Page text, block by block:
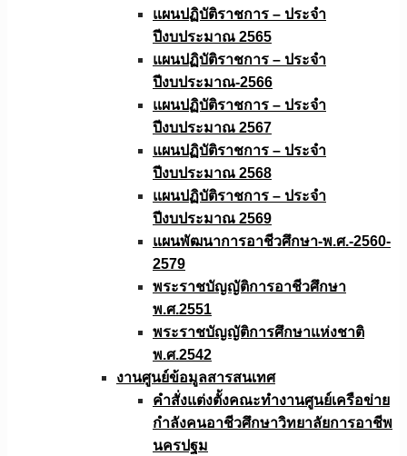
แผนปฏิบัติราชการ – ประจำ
ปีงบประมาณ 2565
แผนปฏิบัติราชการ – ประจำ
ปีงบประมาณ-2566
แผนปฏิบัติราชการ – ประจำ
ปีงบประมาณ 2567
แผนปฏิบัติราชการ – ประจำ
ปีงบประมาณ 2568
แผนปฏิบัติราชการ – ประจำ
ปีงบประมาณ 2569
แผนพัฒนาการอาชีวศึกษา-พ.ศ.-2560-
2579
พระราชบัญญัติการอาชีวศึกษา
พ.ศ.2551
พระราชบัญญัติการศึกษาแห่งชาติ
พ.ศ.2542
งานศูนย์ข้อมูลสารสนเทศ
คำสั่งแต่งตั้งคณะทำงานศูนย์เครือข่าย
กำลังคนอาชีวศึกษาวิทยาลัยการอาชีพ
นครปฐม